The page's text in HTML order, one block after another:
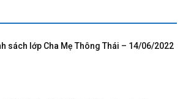
sách lớp Cha Mẹ Thông Thái – 14/06/2022